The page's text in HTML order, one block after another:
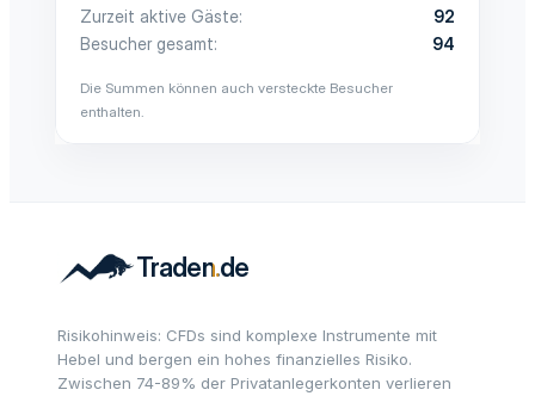
Zurzeit aktive Gäste
92
Besucher gesamt
94
Die Summen können auch versteckte Besucher
enthalten.
Risikohinweis: CFDs sind komplexe Instrumente mit
Hebel und bergen ein hohes finanzielles Risiko.
Zwischen 74-89% der Privatanlegerkonten verlieren